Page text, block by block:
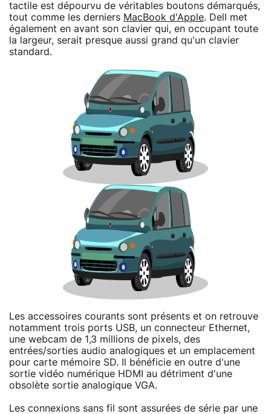
tactile est dépourvu de véritables boutons démarqués,
tout comme les derniers MacBook d'Apple. Dell met
également en avant son clavier qui, en occupant toute
la largeur, serait presque aussi grand qu'un clavier
standard.
Les accessoires courants sont présents et on retrouve
notamment trois ports USB, un connecteur Ethernet,
une webcam de 1,3 millions de pixels, des
entrées/sorties audio analogiques et un emplacement
pour carte mémoire SD. Il bénéficie en outre d'une
sortie vidéo numérique HDMI au détriment d'une
obsolète sortie analogique VGA.
Les connexions sans fil sont assurées de série par une